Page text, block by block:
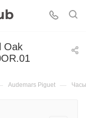
Oak
Audemars Piguet —